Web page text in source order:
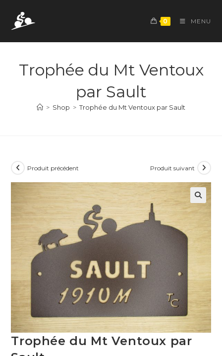
content
0 MENU
Trophée du Mt Ventoux
par Sault
> Shop > Trophée du Mt Ventoux par Sault
Produit précédent Produit suivant
Trophée du Mt Ventoux par